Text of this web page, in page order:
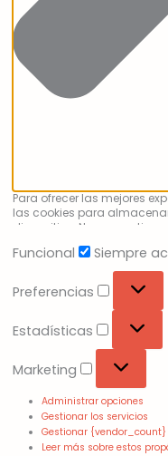
Para ofrecer las mejores
las cookies para
dispositivo. No consentir o
Funcional Siempre
Preferencias
Estadísticas
Marketing
Administrar opciones
Gestionar los servicios
Gestionar {vendor_count}
Leer más sobre estos